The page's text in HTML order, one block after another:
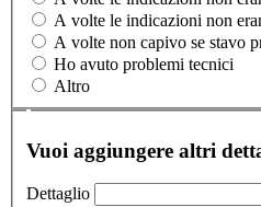
A volte le indicazioni non
A volte non capivo se stavo
Ho avuto problemi tecnici
Altro
Vuoi aggiungere altri
Dettaglio